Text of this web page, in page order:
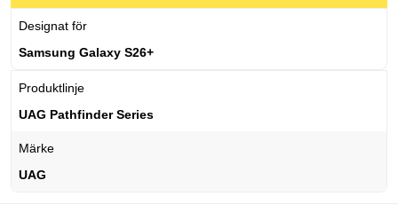
Designat för
Samsung Galaxy S26+
Produktlinje
UAG Pathfinder Series
Märke
UAG